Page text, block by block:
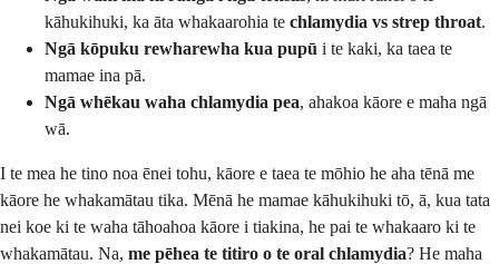
kāhukihuki, ka āta whakaarohia te chlamydia vs strep throat.
Ngā kōpuku rewharewha kua pupū i te kaki, ka taea te
mamae ina pā.
Ngā whēkau waha chlamydia pea, ahakoa kāore e maha ngā
wā.
I te mea he tino noa ēnei tohu, kāore e taea te mōhio he aha tēnā me
kāore he whakamātau tika. Mēnā he mamae kāhukihuki tō, ā, kua tata
nei koe ki te waha tāhoahoa kāore i tiakina, he pai te whakaaro ki te
whakamātau. Na, me pēhea te titiro o te oral chlamydia? He maha